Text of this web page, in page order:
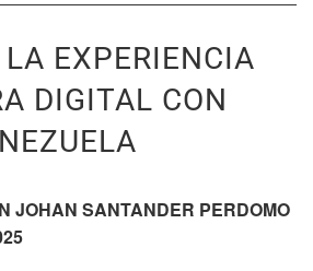
LA EXPERIENCIA
DIGITAL CON
JOHAN SANTANDER PERDOMO